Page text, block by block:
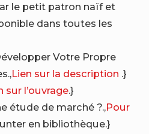
le petit patron naïf et
dans toutes les
Votre Propre
Lien sur la description .}
sur l’ouvrage.}
étude de marché ?.,Pour
en bibliothèque.}